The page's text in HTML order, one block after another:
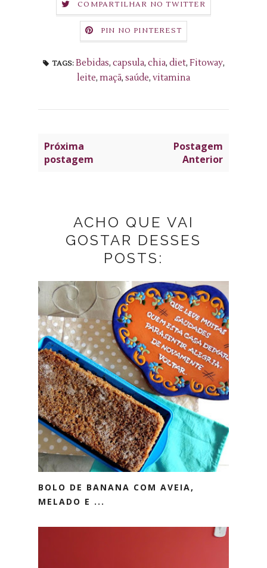
COMPARTILHAR NO TWITTER
PIN NO PINTEREST
TAGS: Bebidas, capsula, chia, diet, Fitoway,
leite, maçã, saúde, vitamina
Próxima
postagem
Postagem
Anterior
ACHO QUE VAI
GOSTAR DESSES
POSTS:
BOLO DE BANANA COM AVEIA,
MELADO E ...